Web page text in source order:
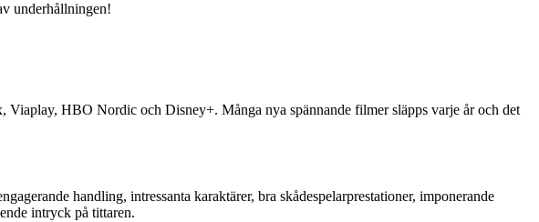
underhållningen!
Viaplay, HBO Nordic och Disney+. Många nya spännande filmer släpps varje år och det
handling, intressanta karaktärer, bra skådespelarprestationer, imponerande
intryck på tittaren.